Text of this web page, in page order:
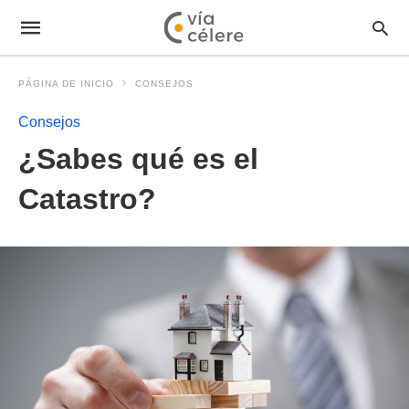
PÁGINA DE INICIO CONSEJOS
Consejos
¿Sabes qué es el
Catastro?